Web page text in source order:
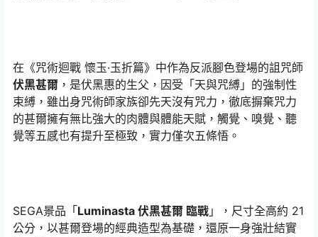
在《咒術迴戰 懷玉·玉折篇》中作為反派腳色登場的詛咒師
伏黑甚爾 ，是伏黑惠的生父，因受「天與咒縛」的強制性
束縛，雖出身咒術師家族卻先天沒有咒力，徹底摒棄咒力
的甚爾擁有無比強大的肉體與體能天賦，觸覺、嗅覺、聽
覺等五感也有提升至極致，實力僅次五條悟。
SEGA景品「Luminasta 伏黑甚爾 臨戰 」，尺寸全高約 21
公分，以甚爾登場的經典造型為基礎，還原一身強壯結實